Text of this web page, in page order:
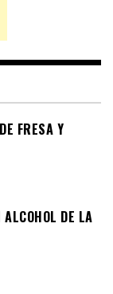
FRESA Y
DE LA